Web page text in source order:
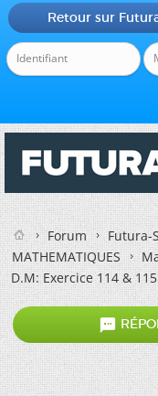
Retour sur
Forum
Futura-
MATHEMATIQUES
D.M: Exercice 114 &
